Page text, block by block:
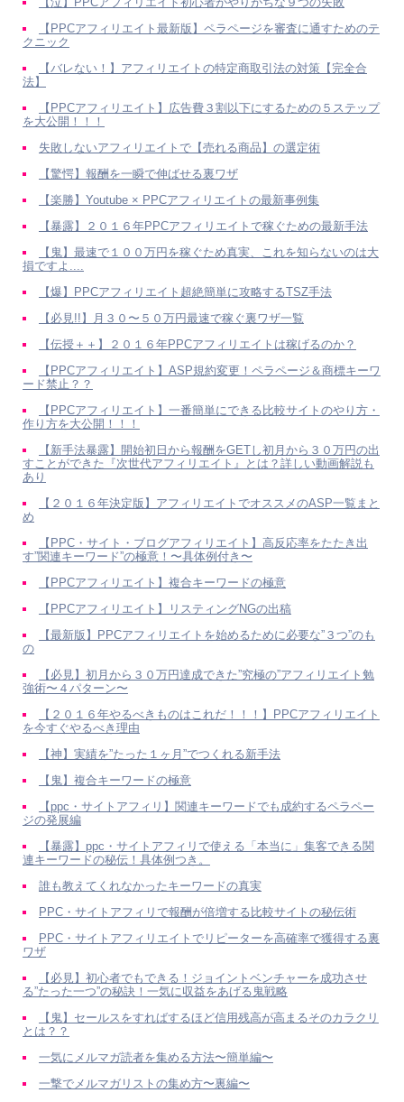
【PPCアフィリエイト最新版】ペラページを審査に通すためのテ
クニック
【バレない！】アフィリエイトの特定商取引法の対策【完全合
法】
【PPCアフィリエイト】広告費３割以下にするための５ステップ
を大公開！！！
失敗しないアフィリエイトで【売れる商品】の選定術
【驚愕】報酬を一瞬で伸ばせる裏ワザ
【楽勝】Youtube × PPCアフィリエイトの最新事例集
【暴露】２０１６年PPCアフィリエイトで稼ぐための最新手法
【鬼】最速で１００万円を稼ぐため真実、これを知らないのは大
損ですよ....
【爆】PPCアフィリエイト超絶簡単に攻略するTSZ手法
【必見!!】月３０〜５０万円最速で稼ぐ裏ワザ一覧
【伝授＋＋】２０１６年PPCアフィリエイトは稼げるのか？
【PPCアフィリエイト】ASP規約変更！ペラページ＆商標キーワ
ード禁止？？
【PPCアフィリエイト】一番簡単にできる比較サイトのやり方・
作り方を大公開！！！
【新手法暴露】開始初日から報酬をGETし初月から３０万円の出
すことができた『次世代アフィリエイト』とは？詳しい動画解説も
あり
【２０１６年決定版】アフィリエイトでオススメのASP一覧まと
め
【PPC・サイト・ブログアフィリエイト】高反応率をたたき出
す”関連キーワード”の極意！〜具体例付き〜
【PPCアフィリエイト】複合キーワードの極意
【PPCアフィリエイト】リスティングNGの出稿
【最新版】PPCアフィリエイトを始めるために必要な”３つ”のも
の
【必見】初月から３０万円達成できた”究極の”アフィリエイト勉
強術〜４パターン〜
【２０１６年やるべきものはこれだ！！！】PPCアフィリエイト
を今すぐやるべき理由
【神】実績を”たった１ヶ月”でつくれる新手法
【鬼】複合キーワードの極意
【ppc・サイトアフィリ】関連キーワードでも成約するペラペー
ジの発展編
【暴露】ppc・サイトアフィリで使える「本当に」集客できる関
連キーワードの秘伝！具体例つき。
誰も教えてくれなかったキーワードの真実
PPC・サイトアフィリで報酬が倍増する比較サイトの秘伝術
PPC・サイトアフィリエイトでリピーターを高確率で獲得する裏
ワザ
【必見】初心者でもできる！ジョイントベンチャーを成功させ
る”たった一つ”の秘訣！一気に収益をあげる鬼戦略
【鬼】セールスをすればするほど信用残高が高まるそのカラクリ
とは？？
一気にメルマガ読者を集める方法〜簡単編〜
一撃でメルマガリストの集め方〜裏編〜